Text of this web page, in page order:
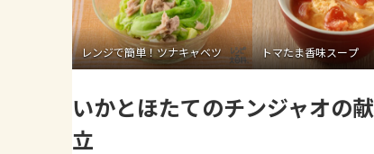
レンジで簡単！ツナキャベツ トマたま香味スープ
いかとほたてのチンジャオの献
立